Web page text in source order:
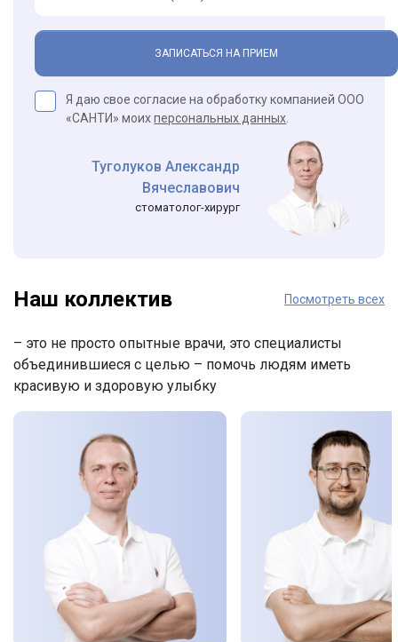
ЗАПИСАТЬСЯ НА ПРИЕМ
Я даю свое согласие на обработку компанией ООО
«САНТИ» моихперсональных данных
Туголуков Александр
Вячеславович
стоматолог-хирург
Наш коллектив Посмотреть всех
– это не просто опытные врачи, это специалисты
объединившиеся с целью – помочь людям иметь
красивую и здоровую улыбку